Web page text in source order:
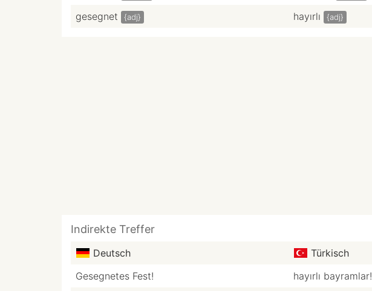
gesegnet {adj} hayırlı {adj}
Indirekte Treffer
Deutsch
Türkisch
Gesegnetes Fest!
hayırlı bayramlar!